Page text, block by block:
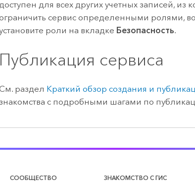
для всех других учетных записей, из
сервис определенными ролями,
роли на вкладке Безопасность.
Публикация сервиса
раздел Краткий обзор создания и
знакомства с подробными шагами по
СООБЩЕСТВО ЗНАКОМСТВО С ГИС